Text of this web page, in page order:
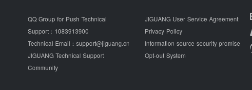
QQ Group for Push Technical
Support： 1083913900
Technical Email： support@jiguang.cn
JIGUANG Technical Support
Community
JIGUANG User Service Agreement
Privacy Policy
Information source security promise
Opt-out System